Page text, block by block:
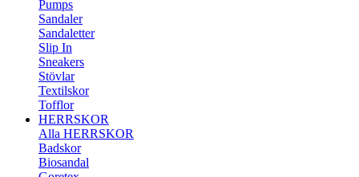
Pumps
Sandaler
Sandaletter
Slip In
Sneakers
Stövlar
Textilskor
Tofflor
HERRSKOR
Alla HERRSKOR
Badskor
Biosandal